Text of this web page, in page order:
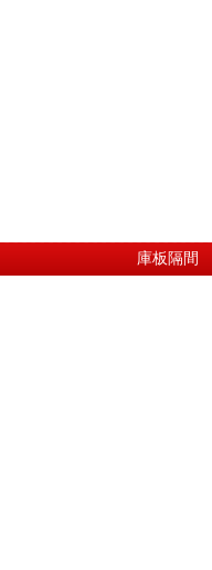
庫板隔間